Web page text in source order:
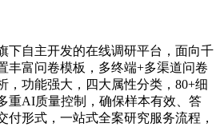
下自主开发的在线调研平台，面向千
丰富问卷模板，多终端+多渠道问卷
，功能强大，四大属性分类，80+细
重AI质量控制，确保样本有效、答
付形式，一站式全案研究服务流程，